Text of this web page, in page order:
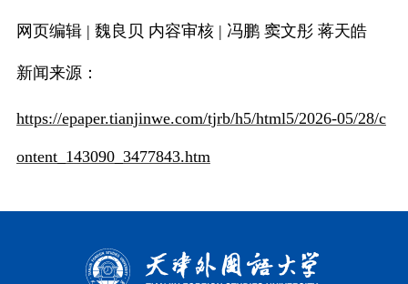
网页编辑 | 魏良贝 内容审核 | 冯鹏 窦文彤 蒋天皓
新闻来源：
https://epaper.tianjinwe.com/tjrb/h5/html5/2026-05/28/c
ontent_143090_3477843.htm